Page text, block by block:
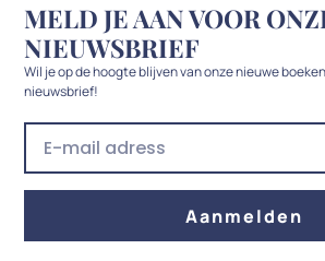
MELD JE AAN VOOR
NIEUWSBRIEF
Wil je op de hoogte blijven van onze nieuwe
nieuwsbrief!
a
l
Aanmelden